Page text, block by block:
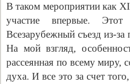
В таком мероприятии как
участие впервые. Этот
Всезарубежный съезд из-
На мой взгляд,
рассеянная по всему миру,
духа. И все это за счет